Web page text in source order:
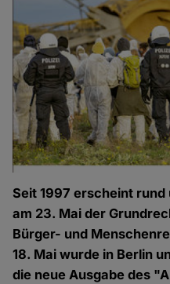
Seit 1997 erscheint
am 23. Mai der
Bürger- und
18. Mai wurde in Berlin
die neue Ausgabe des